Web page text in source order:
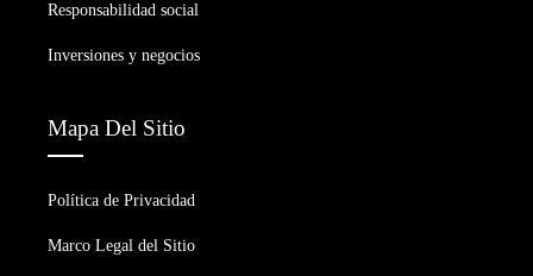
Responsabilidad social
Inversiones y negocios
Mapa Del Sitio
Política de Privacidad
Marco Legal del Sitio